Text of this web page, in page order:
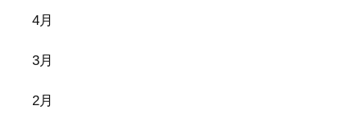
4月
3月
2月